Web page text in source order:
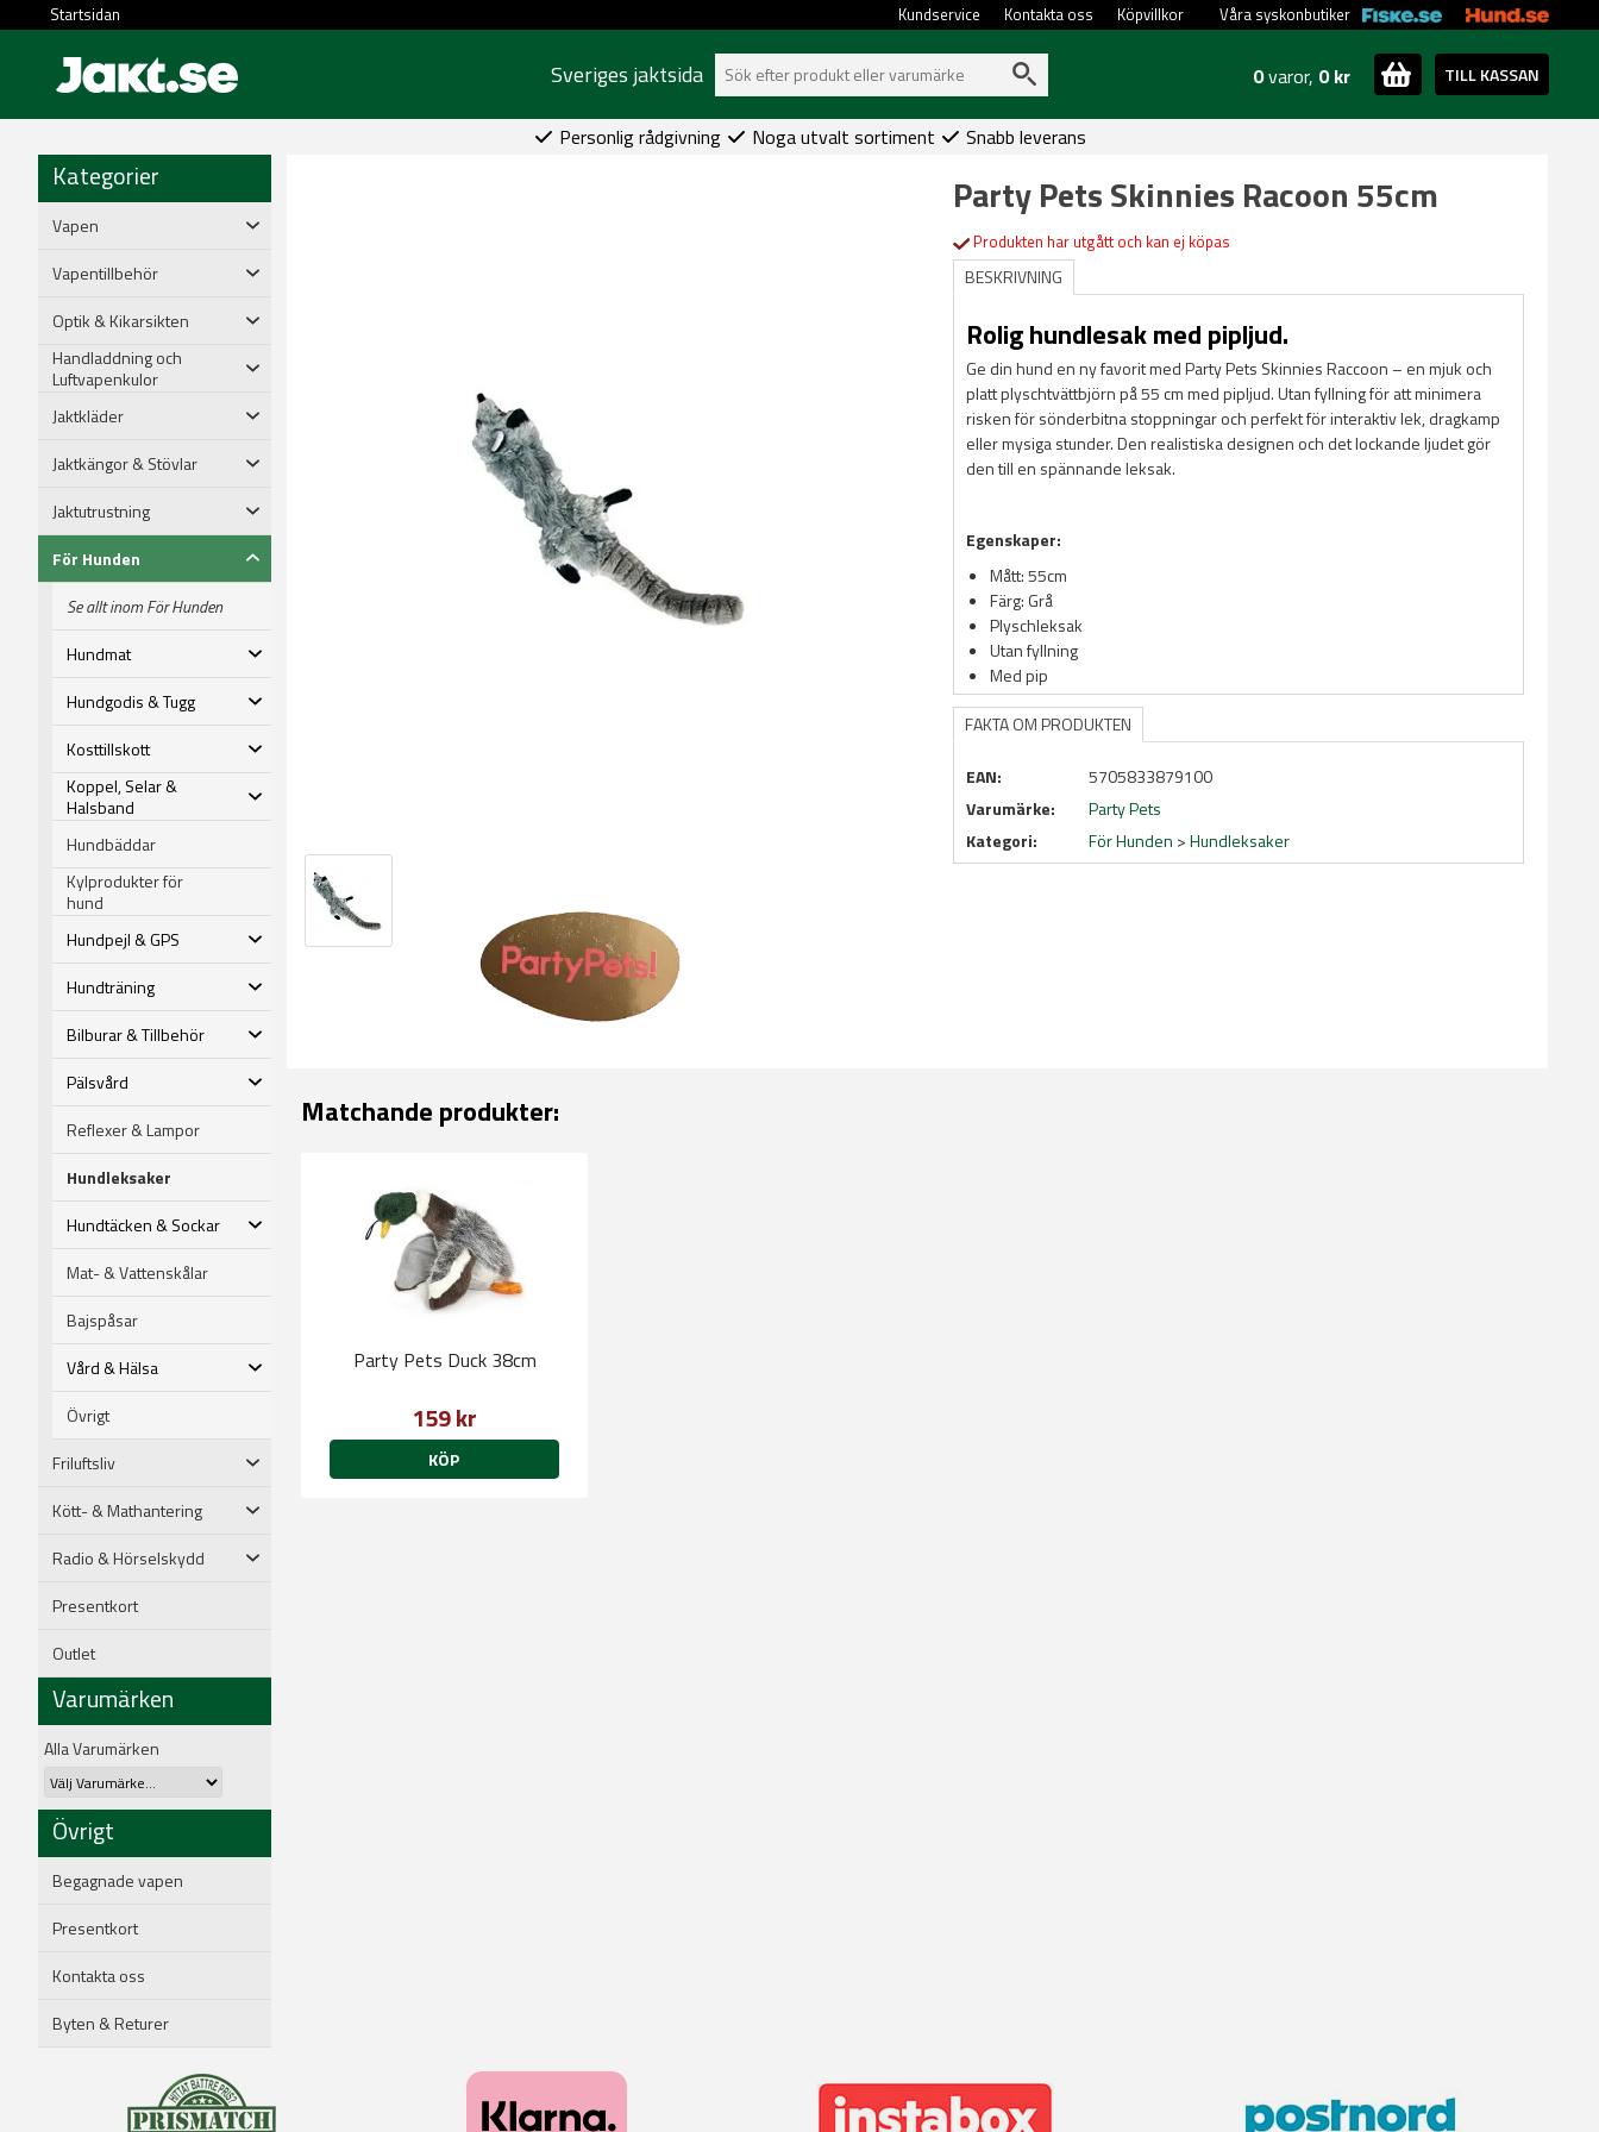
Startsidan Våra syskonbutiker
Köpvillkor
Kontakta oss
Kundservice
Sveriges jaktsida 0varor, 0 kr TILL KASSAN
Personlig rådgivning Noga utvalt sortiment Snabb leverans
Kategorier
Vapen
Vapentillbehör
Optik & Kikarsikten
Handladdning och
Luftvapenkulor
Jaktkläder
Jaktkängor & Stövlar
Jaktutrustning
För Hunden
Se allt inom För Hunden
Hundmat
Hundgodis & Tugg
Kosttillskott
Koppel, Selar &
Halsband
Hundbäddar
Kylprodukter för
hund
Hundpejl & GPS
Hundträning
Bilburar & Tillbehör
Pälsvård
Reflexer & Lampor
Hundleksaker
Hundtäcken & Sockar
Mat- & Vattenskålar
Bajspåsar
Vård & Hälsa
Övrigt
Friluftsliv
Kött- & Mathantering
Radio & Hörselskydd
Presentkort
Outlet
Varumärken
Alla Varumärken
Övrigt
Begagnade vapen
Presentkort
Kontakta oss
Byten & Returer
Party Pets Skinnies Racoon 55cm
Produkten har utgått och kan ej köpas
BESKRIVNING
Rolig hundlesak med pipljud.
Ge din hund en ny favorit med Party Pets Skinnies Raccoon – en mjuk och
platt plyschtvättbjörn på 55 cm med pipljud. Utan fyllning för att minimera
risken för sönderbitna stoppningar och perfekt för interaktiv lek, dragkamp
eller mysiga stunder. Den realistiska designen och det lockande ljudet gör
den till en spännande leksak.
Egenskaper:
Mått: 55cm
Färg: Grå
Plyschleksak
Utan fyllning
Med pip
FAKTA OM PRODUKTEN
EAN:
5705833879100
Varumärke:
Party Pets
Kategori:
För Hunden >Hundleksaker
Matchande produkter:
Party Pets Duck 38cm
159 kr
KÖP